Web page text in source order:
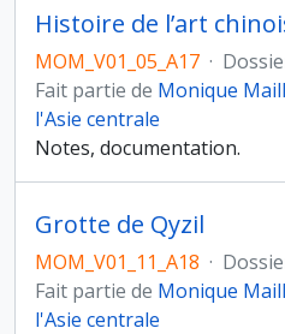
Histoire de l’art
MOM_V01_05_A17 ·
Fait partie de Monique
l'Asie centrale
Notes, documentation.
Grotte de Qyzil
MOM_V01_11_A18 ·
Fait partie de Monique
l'Asie centrale